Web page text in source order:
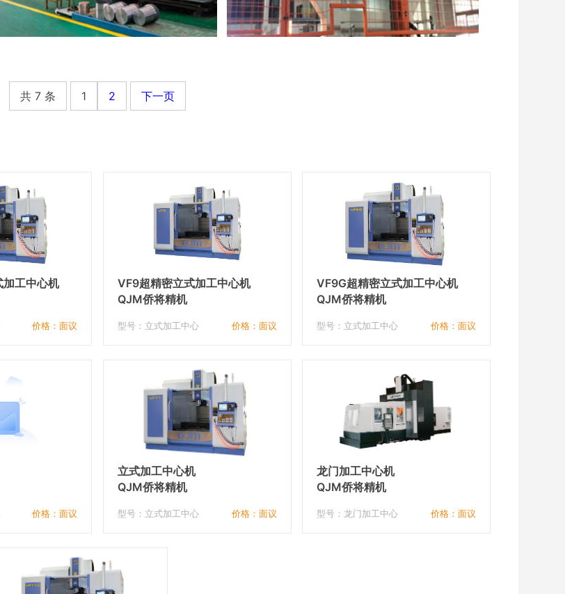
共 7 条 1 2 下一页
工中心机
价格：面议
VF9超精密立式加工中心机
QJM侨将精机
型号：立式加工中心 价格：面议
VF9G超精密立式加工中心机
QJM侨将精机
型号：立式加工中心 价格：面议
价格：面议
立式加工中心机
QJM侨将精机
型号：立式加工中心 价格：面议
龙门加工中心机
QJM侨将精机
型号：龙门加工中心 价格：面议